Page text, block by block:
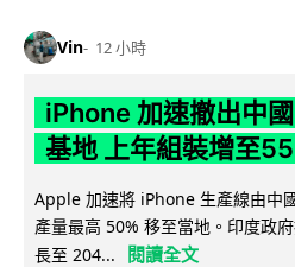
Vin 12 小時
iPhone 加速撤出中
基地 上年組裝增至
Apple 加速將 iPhone 生產線由中
產量最高 50% 移至當地。印度政
長至 204...
閱讀全文